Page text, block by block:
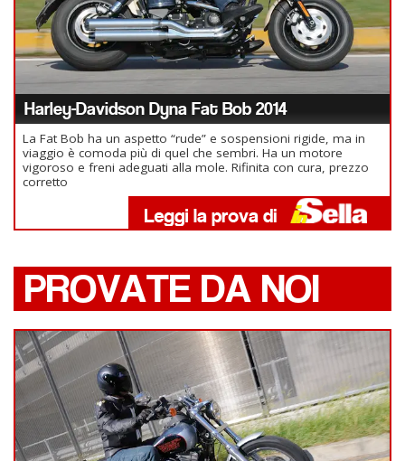
Harley-Davidson Dyna Fat Bob 2014
La Fat Bob ha un aspetto “rude” e sospensioni rigide, ma in
viaggio è comoda più di quel che sembri. Ha un motore
vigoroso e freni adeguati alla mole. Rifinita con cura, prezzo
corretto
PROVATE DA NOI